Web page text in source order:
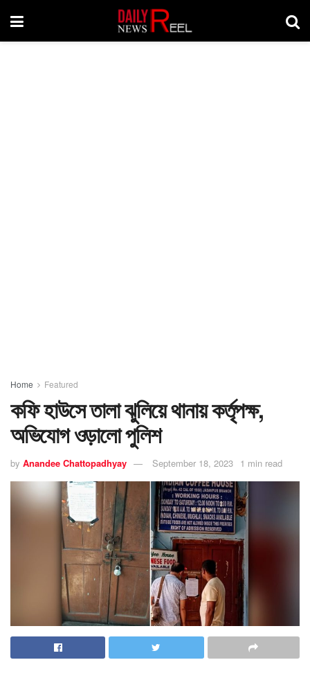
Home Featured
কফি হাউসে তালা ঝুলিয়ে থানায় কর্তৃপক্ষ,
অভিযোগ ওড়ালো পুলিশ
by Anandee Chattopadhyay September 18, 2023 1 min read